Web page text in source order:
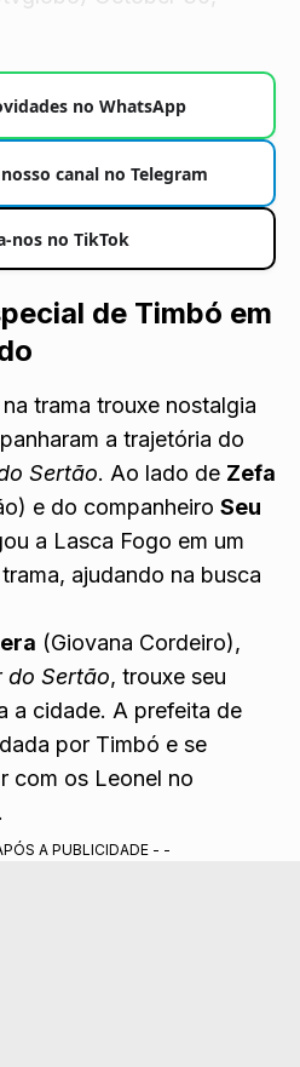
no WhatsApp
canal no Telegram
nos no TikTok
de Timbó em
trama trouxe nostalgia
a trajetória do
Sertão. Ao lado de Zefa
e do companheiro Seu
a Lasca Fogo em um
ajudando na busca
(Giovana Cordeiro),
do Sertão, trouxe seu
a cidade. A prefeita de
por Timbó e se
com os Leonel no
A PUBLICIDADE - -